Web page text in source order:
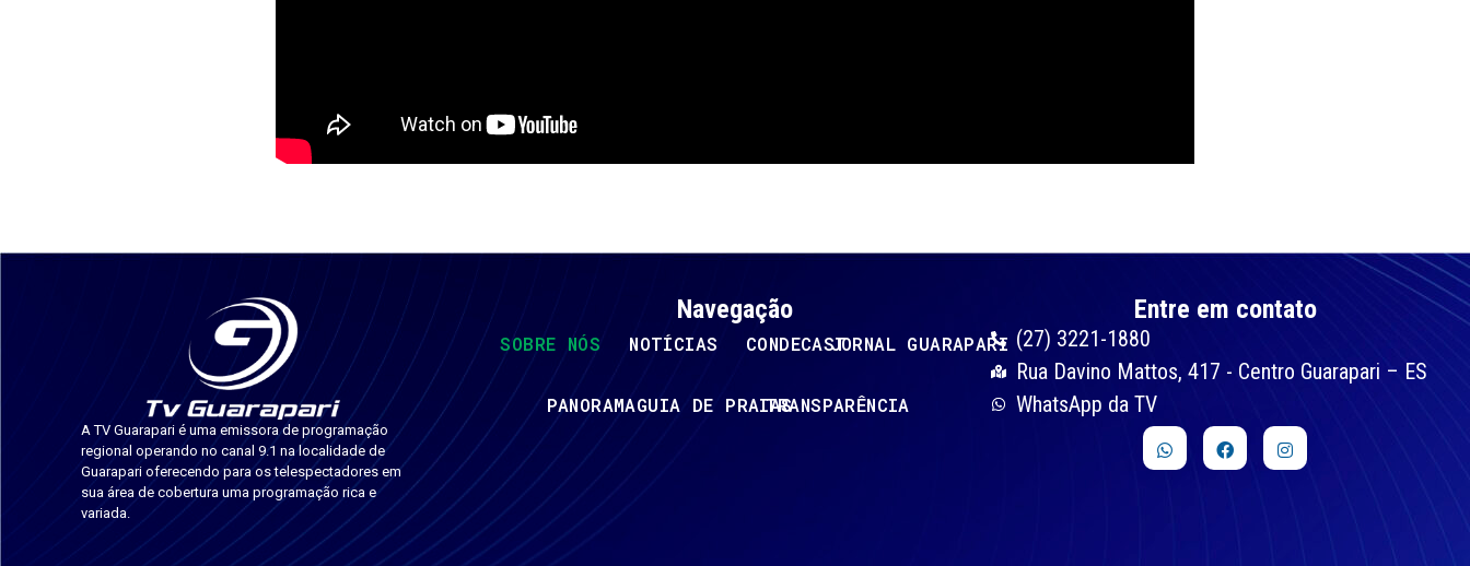
A TV Guarapari é uma emissora de programação
regional operando no canal 9.1 na localidade de
Guarapari oferecendo para os telespectadores em
sua área de cobertura uma programação rica e
variada.
Navegação
SOBRE NÓS NOTÍCIAS CONDECASTJORNAL GUARAPARI
PANORAMAGUIA DE PRAIASTRANSPARÊNCIA
Entre em contato
(27) 3221-1880
Rua Davino Mattos, 417 - Centro Guarapari – ES
WhatsApp da TV